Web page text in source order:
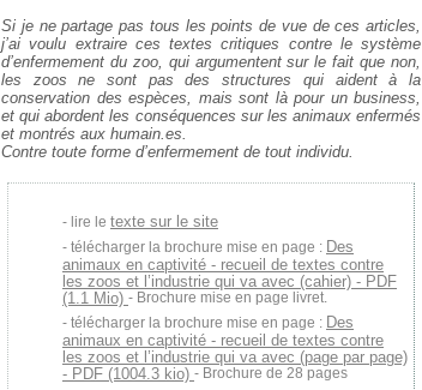
Si je ne partage pas tous les points de vue de ces articles,
j’ai voulu extraire ces textes critiques contre le système
d’enfermement du zoo, qui argumentent sur le fait que non,
les zoos ne sont pas des structures qui aident à la
conservation des espèces, mais sont là pour un business,
et qui abordent les conséquences sur les animaux enfermés
et montrés aux humain.es.
Contre toute forme d’enfermement de tout individu.
lire le texte sur le site
télécharger la brochure mise en page : Des
animaux en captivité - recueil de textes contre
les zoos et l’industrie qui va avec (cahier) - PDF
(1.1 Mio) - Brochure mise en page livret.
télécharger la brochure mise en page : Des
animaux en captivité - recueil de textes contre
les zoos et l’industrie qui va avec (page par page)
- PDF (1004.3 kio) - Brochure de 28 pages